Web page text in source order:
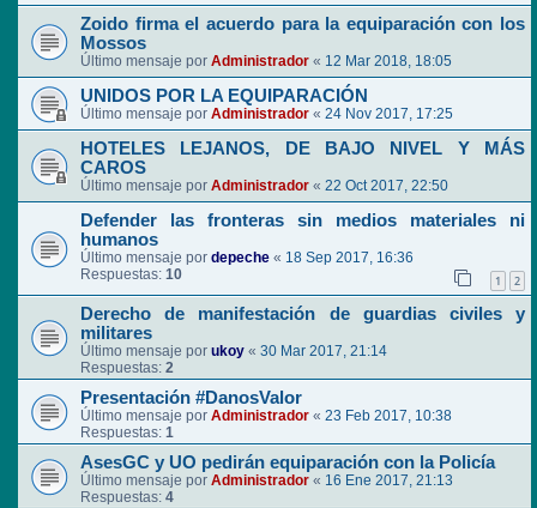
Zoido firma el acuerdo para la equiparación con los
Mossos
Último mensaje por Administrador « 12 Mar 2018, 18:05
UNIDOS POR LA EQUIPARACIÓN
Último mensaje por Administrador « 24 Nov 2017, 17:25
HOTELES LEJANOS, DE BAJO NIVEL Y MÁS
CAROS
Último mensaje por Administrador « 22 Oct 2017, 22:50
Defender las fronteras sin medios materiales ni
humanos
Último mensaje por depeche « 18 Sep 2017, 16:36
Respuestas: 10 1 2
Derecho de manifestación de guardias civiles y
militares
Último mensaje por ukoy « 30 Mar 2017, 21:14
Respuestas: 2
Presentación #DanosValor
Último mensaje por Administrador « 23 Feb 2017, 10:38
Respuestas: 1
AsesGC y UO pedirán equiparación con la Policía
Último mensaje por Administrador « 16 Ene 2017, 21:13
Respuestas: 4